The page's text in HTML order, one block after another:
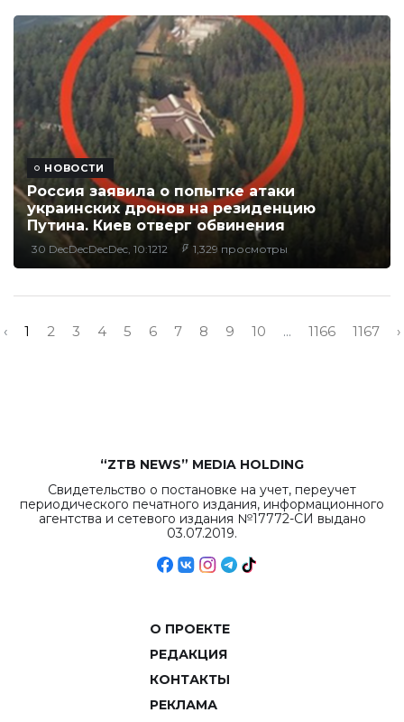
НОВОСТИ
Россия заявила о попытке атаки
украинских дронов на резиденцию
Путина. Киев отверг обвинения
30 DecDecDecDec, 10:1212 1,329 просмотры
‹ 1 2 3 4 5 6 7 8 9 10 ... 1166 1167 ›
“ZTB NEWS” MEDIA HOLDING
Свидетельство о постановке на учет, переучет
периодического печатного издания, информационного
агентства и сетевого издания №17772-СИ выдано
03.07.2019.
О ПРОЕКТЕ
РЕДАКЦИЯ
КОНТАКТЫ
РЕКЛАМА